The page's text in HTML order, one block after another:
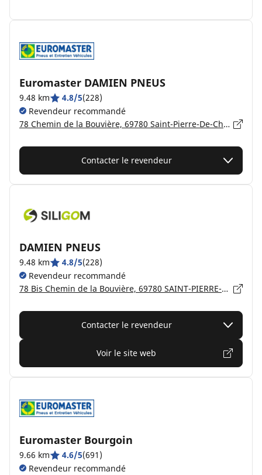
Euromaster DAMIEN PNEUS
9.48 km 4.8/5(228)
Revendeur recommandé
78 Chemin de la Bouvière, 69780 Saint-Pierre-De-Chandieu
Contacter le revendeur
DAMIEN PNEUS
9.48 km 4.8/5(228)
Revendeur recommandé
78 Bis Chemin de la Bouvière, 69780 SAINT-PIERRE-DE-CHANDIEU
Contacter le revendeur
Voir le site web
Euromaster Bourgoin
9.66 km 4.6/5(691)
Revendeur recommandé